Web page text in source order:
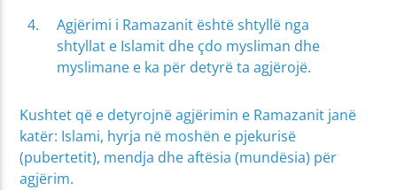
Agjërimi i Ramazanit është shtyllë nga
shtyllat e Islamit dhe çdo mysliman dhe
myslimane e ka për detyrë ta agjërojë.
Kushtet që e detyrojnë agjërimin e Ramazanit janë
katër: Islami, hyrja në moshën e pjekurisë
(pubertetit), mendja dhe aftësia (mundësia) për
agjërim.